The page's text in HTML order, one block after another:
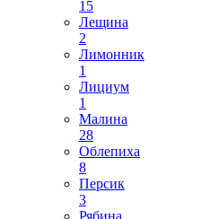
15
Лещина
2
Лимонник
1
Лициум
1
Малина
28
Облепиха
8
Персик
3
Рябина